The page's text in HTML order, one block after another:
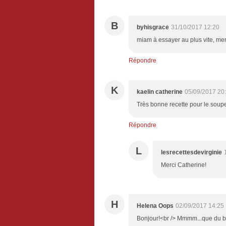
B byhisgrace 31/10/2017 12:20
miam à essayer au plus vite,
Répondre
K kaelin catherine 05/09/2017
Très bonne recette pour le
Répondre
L lesrecettesdevirginie
Merci Catherine!
H Helena Oops 02/09/2017 14:25
Bonjour!<br /> Mmmm...que du